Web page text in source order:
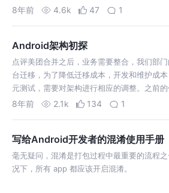
说，那些个动辄几万行的类如何去理解？所以
8年前 4.6k 47 1
Android架构初探
点评美团合并之后，业务需要整合，我们部
台迁移，为了降低迁移成本，开发和维护成
元测试，需要对架构进行相应的调整。之前
Fragment里面，UI，业务，数据混合在一起
8年前 2.1k 134 1
写给Android开发者的混淆使用手册
毫无疑问，混淆是打包过程中最重要的流程
况下，所有 app 都应该开启混淆。